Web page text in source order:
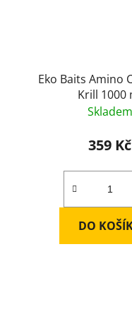
Eko Baits Amino
Krill 1000
Skladem
359 Kč
DO